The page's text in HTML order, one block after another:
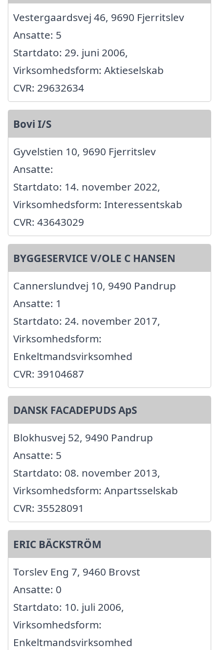
Vestergaardsvej 46, 9690 Fjerritslev
Ansatte: 5
Startdato: 29. juni 2006,
Virksomhedsform: Aktieselskab
CVR: 29632634
Bovi I/S
Gyvelstien 10, 9690 Fjerritslev
Ansatte:
Startdato: 14. november 2022,
Virksomhedsform: Interessentskab
CVR: 43643029
BYGGESERVICE V/OLE C HANSEN
Cannerslundvej 10, 9490 Pandrup
Ansatte: 1
Startdato: 24. november 2017,
Virksomhedsform:
Enkeltmandsvirksomhed
CVR: 39104687
DANSK FACADEPUDS ApS
Blokhusvej 52, 9490 Pandrup
Ansatte: 5
Startdato: 08. november 2013,
Virksomhedsform: Anpartsselskab
CVR: 35528091
ERIC BÄCKSTRÖM
Torslev Eng 7, 9460 Brovst
Ansatte: 0
Startdato: 10. juli 2006,
Virksomhedsform:
Enkeltmandsvirksomhed